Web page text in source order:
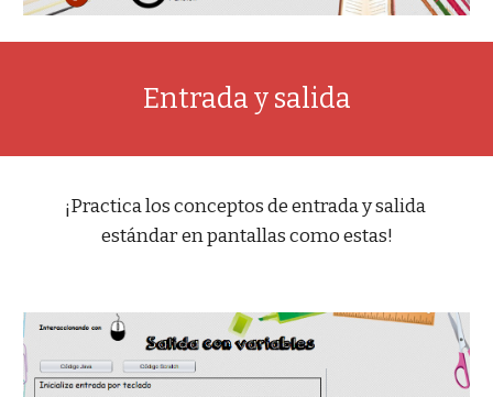
Entrada y salida
¡Practica los conceptos de entrada y salida
estándar en pantallas como estas!